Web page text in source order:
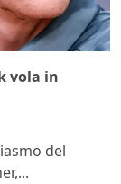
vola in
del